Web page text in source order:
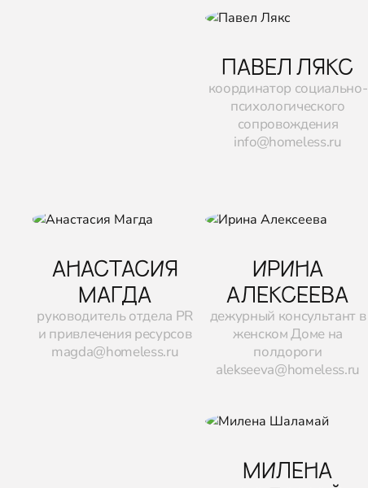
ПАВЕЛ ЛЯКС
координатор социально-
психологического
сопровождения
info@homeless.ru
АНАСТАСИЯ
МАГДА
руководитель отдела PR
и привлечения ресурсов
magda@homeless.ru
ИРИНА
АЛЕКСЕЕВА
дежурный консультант в
женском Доме на
полдороги
alekseeva@homeless.ru
МИЛЕНА